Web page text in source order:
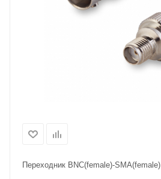
Переходник BNC(female)-SMA(female)